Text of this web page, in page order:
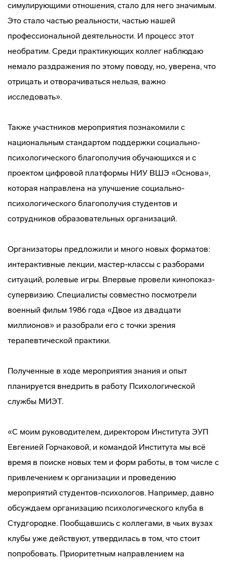
симулирующими отношения, стало для него значимым.
Это стало частью реальности, частью нашей
профессиональной деятельности. И процесс этот
необратим. Среди практикующих коллег наблюдаю
немало раздражения по этому поводу, но, уверена, что
отрицать и отворачиваться нельзя, важно
исследовать».
Также участников мероприятия познакомили с
национальным стандартом поддержки социально-
психологического благополучия обучающихся и с
проектом цифровой платформы НИУ ВШЭ «Основа»,
которая направлена на улучшение социально-
психологического благополучия студентов и
сотрудников образовательных организаций.
Организаторы предложили и много новых форматов:
интерактивные лекции, мастер-классы с разборами
ситуаций, ролевые игры. Впервые провели кинопоказ-
супервизию. Специалисты совместно посмотрели
военный фильм 1986 года «Двое из двадцати
миллионов» и разобрали его с точки зрения
терапевтической практики.
Полученные в ходе мероприятия знания и опыт
планируется внедрить в работу Психологической
службы МИЭТ.
«С моим руководителем, директором Института ЭУП
Евгенией Горчаковой, и командой Института мы всё
время в поиске новых тем и форм работы, в том числе с
привлечением к организации и проведению
мероприятий студентов-психологов. Например, давно
обсуждаем организацию психологического клуба в
Студгородке. Пообщавшись с коллегами, в чьих вузах
клубы уже действуют, утвердилась в том, что стоит
попробовать. Приоритетным направлением на